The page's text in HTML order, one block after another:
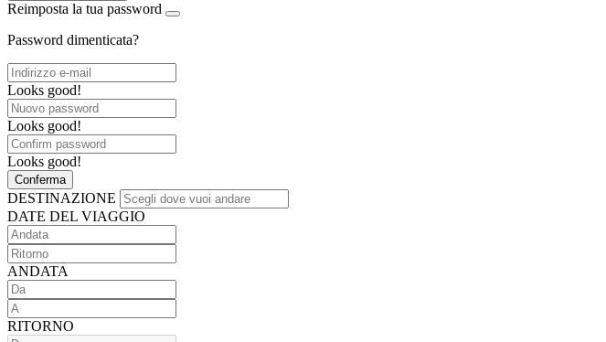
Reimposta la tua password
Password dimenticata?
Looks good!
Looks good!
Looks good!
Conferma
DESTINAZIONE
DATE DEL VIAGGIO
ANDATA
RITORNO